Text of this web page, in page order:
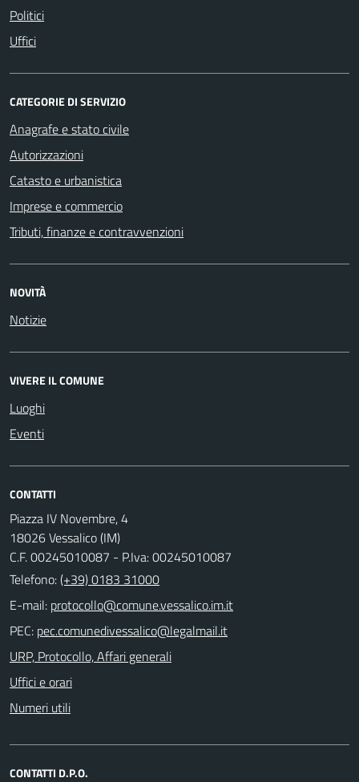
Politici
Uffici
CATEGORIE DI SERVIZIO
Anagrafe e stato civile
Autorizzazioni
Catasto e urbanistica
Imprese e commercio
Tributi, finanze e contravvenzioni
NOVITÀ
Notizie
VIVERE IL COMUNE
Luoghi
Eventi
CONTATTI
Piazza IV Novembre, 4
18026 Vessalico (IM)
C.F. 00245010087 - P.Iva: 00245010087
Telefono:(+39) 0183 31000
E-mail:
PEC:
URP, Protocollo, Affari generali
Uffici e orari
Numeri utili
CONTATTI D.P.O.